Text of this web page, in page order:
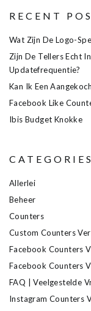
RECENT
Wat Zijn De Logo-
Zijn De Tellers Echt
Updatefrequentie?
Kan Ik Een
Facebook Like
Ibis Budget Knokke
CATEGORIES
Allerlei
Beheer
Counters
Custom Counters
Facebook Counters
Facebook Counters
FAQ | Veelgestelde
Instagram Counters